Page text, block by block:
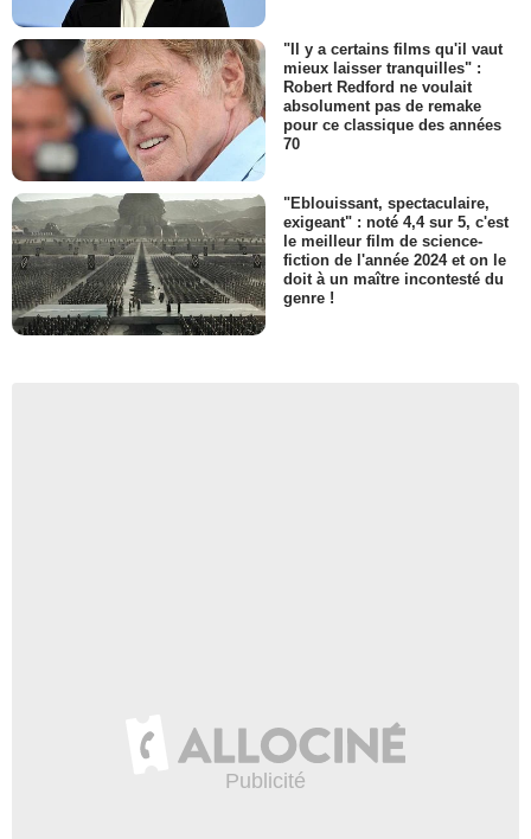
"Il y a certains films qu'il vaut
mieux laisser tranquilles" :
Robert Redford ne voulait
absolument pas de remake
pour ce classique des années
70
"Eblouissant, spectaculaire,
exigeant" : noté 4,4 sur 5, c'est
le meilleur film de science-
fiction de l'année 2024 et on le
doit à un maître incontesté du
genre !